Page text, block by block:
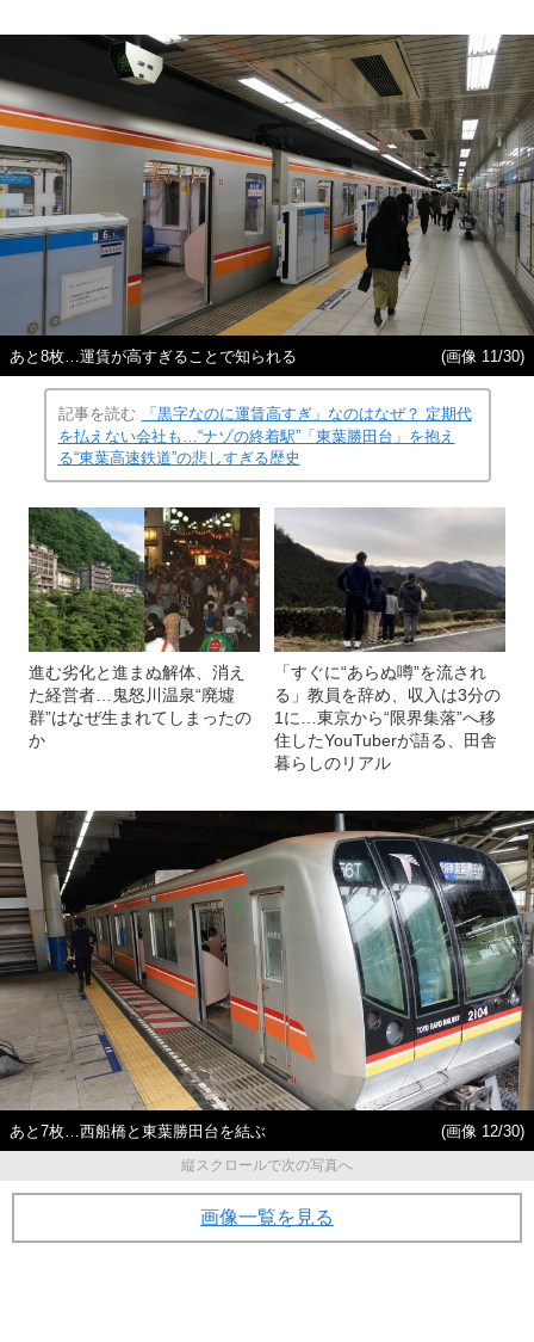
あと8枚…運賃が高すぎることで知られる (画像 11/30)
記事を読む
「黒字なのに運賃高すぎ」なのはなぜ？ 定期代
を払えない会社も…“ナゾの終着駅”「東葉勝田台」を抱え
る“東葉高速鉄道”の悲しすぎる歴史
進む劣化と進まぬ解体、消え
た経営者…鬼怒川温泉“廃墟
群”はなぜ生まれてしまったの
か
「すぐに“あらぬ噂”を流され
る」教員を辞め、収入は3分の
1に…東京から“限界集落”へ移
住したYouTuberが語る、田舎
暮らしのリアル
あと7枚…西船橋と東葉勝田台を結ぶ
(画像 12/30)
縦スクロールで次の写真へ
画像一覧を見る